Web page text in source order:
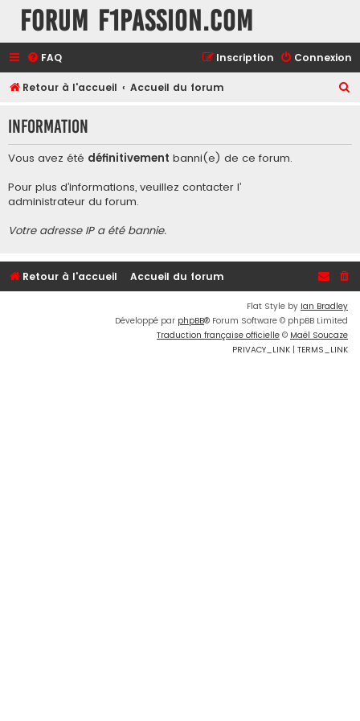
Forum F1Passion.com
FAQ Connexion
Inscription
Retour à l'accueil Accueil du forum
h
Information
Vous avez été définitivement banni(e) de ce forum.
Pour plus d’informations, veuillez contacter l’
administrateur du forum.
Votre adresse IP a été bannie.
Retour à l'accueil Accueil du forum
Flat Style by Ian Bradley
Développé par phpBB® Forum Software © phpBB Limited
Traduction française officielle © Maël Soucaze
PRIVACY_LINK | TERMS_LINK